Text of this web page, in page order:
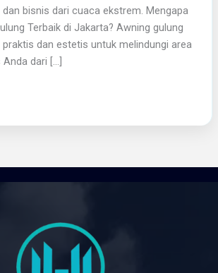
bisnis dari cuaca ekstrem. Mengapa
Terbaik di Jakarta? Awning gulung
dan estetis untuk melindungi area
dari […]